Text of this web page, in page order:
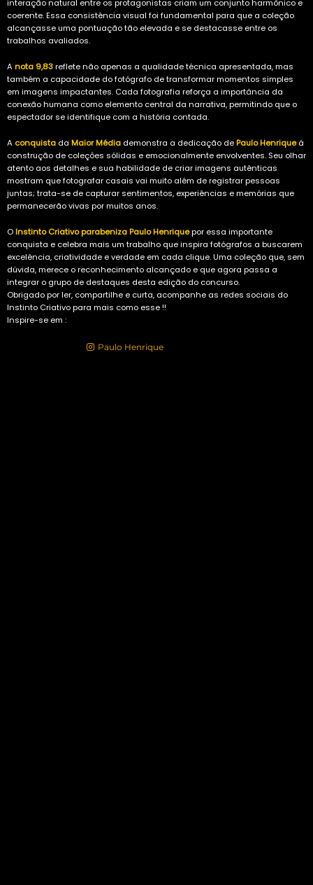
interação natural entre os protagonistas criam um conjunto harmônico e
coerente. Essa consistência visual foi fundamental para que a coleção
alcançasse uma pontuação tão elevada e se destacasse entre os
trabalhos avaliados.
A nota 9,83reflete não apenas a qualidade técnica apresentada, mas
também a capacidade do fotógrafo de transformar momentos simples
em imagens impactantes. Cada fotografia reforça a importância da
conexão humana como elemento central da narrativa, permitindo que o
espectador se identifique com a história contada.
A conquista da Maior Média demonstra a dedicação dePaulo Henrique à
construção de coleções sólidas e emocionalmente envolventes. Seu olhar
atento aos detalhes e sua habilidade de criar imagens autênticas
mostram que fotografar casais vai muito além de registrar pessoas
juntas; trata-se de capturar sentimentos, experiências e memórias que
permanecerão vivas por muitos anos.
OInstinto CriativoparabenizaPaulo Henriquepor essa importante
conquista e celebra mais um trabalho que inspira fotógrafos a buscarem
excelência, criatividade e verdade em cada clique. Uma coleção que, sem
dúvida, merece o reconhecimento alcançado e que agora passa a
integrar o grupo de destaques desta edição do concurso.
Obrigado por ler, compartilhe e curta, acompanhe as redes sociais do
Instinto Criativo para mais como esse !!
Inspire-se em :
Paulo Henrique